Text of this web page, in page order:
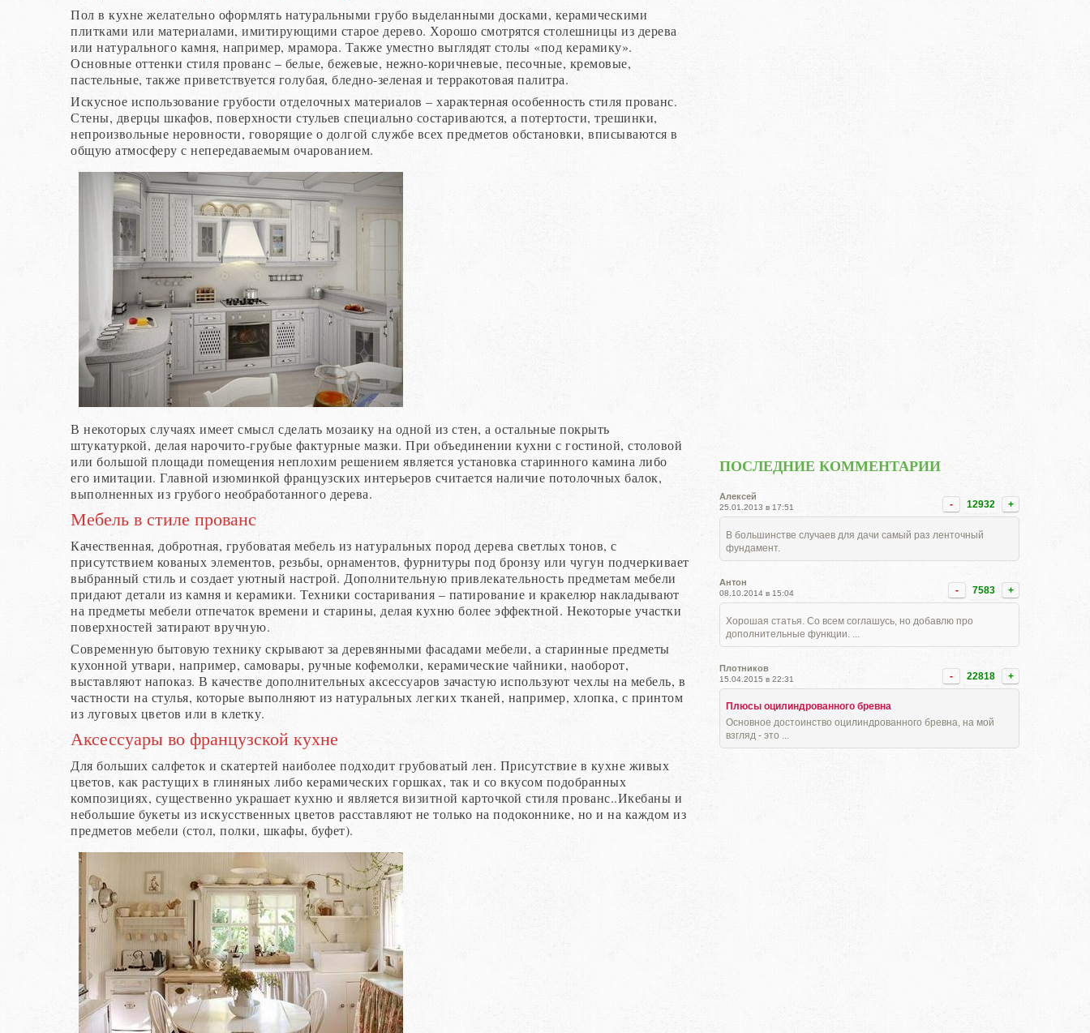
Пол в кухне желательно оформлять натуральными грубо выделанными досками, керамическими
плитками или материалами, имитирующими старое дерево. Хорошо смотрятся столешницы из дерева
или натурального камня, например, мрамора. Также уместно выглядят столы «под керамику».
Основные оттенки стиля прованс – белые, бежевые, нежно-коричневые, песочные, кремовые,
пастельные, также приветствуется голубая, бледно-зеленая и терракотовая палитра.
Искусное использование грубости отделочных материалов – характерная особенность стиля прованс.
Стены, дверцы шкафов, поверхности стульев специально состариваются, а потертости, трешинки,
непроизвольные неровности, говорящие о долгой службе всех предметов обстановки, вписываются в
общую атмосферу с непередаваемым очарованием.
В некоторых случаях имеет смысл сделать мозаику на одной из стен, а остальные покрыть
штукатуркой, делая нарочито-грубые фактурные мазки. При объединении кухни с гостиной, столовой
или большой площади помещения неплохим решением является установка старинного камина либо
его имитации. Главной изюминкой французских интерьеров считается наличие потолочных балок,
выполненных из грубого необработанного дерева.
Мебель в стиле прованс
Качественная, добротная, грубоватая мебель из натуральных пород дерева светлых тонов, с
присутствием кованых элементов, резьбы, орнаментов, фурнитуры под бронзу или чугун подчеркивает
выбранный стиль и создает уютный настрой. Дополнительную привлекательность предметам мебели
придают детали из камня и керамики. Техники состаривания – патирование и кракелюр накладывают
на предметы мебели отпечаток времени и старины, делая кухню более эффектной. Некоторые участки
поверхностей затирают вручную.
Современную бытовую технику скрывают за деревянными фасадами мебели, а старинные предметы
кухонной утвари, например, самовары, ручные кофемолки, керамические чайники, наоборот,
выставляют напоказ. В качестве дополнительных аксессуаров зачастую используют чехлы на мебель, в
частности на стулья, которые выполняют из натуральных легких тканей, например, хлопка, с принтом
из луговых цветов или в клетку.
Аксессуары во французской кухне
Для больших салфеток и скатертей наиболее подходит грубоватый лен. Присутствие в кухне живых
цветов, как растущих в глиняных либо керамических горшках, так и со вкусом подобранных
композициях, существенно украшает кухню и является визитной карточкой стиля прованс..Икебаны и
небольшие букеты из искусственных цветов расставляют не только на подоконнике, но и на каждом из
предметов мебели (стол, полки, шкафы, буфет).
ПОСЛЕДНИЕ КОММЕНТАРИИ
- 12932 +
Алексей
25.01.2013 в 17:51
В большинстве случаев для дачи самый раз ленточный
фундамент.
- 7583 +
Антон
08.10.2014 в 15:04
Хорошая статья. Со всем соглашусь, но добавлю про
дополнительные функции. ...
- 22818 +
Плотников
15.04.2015 в 22:31
Плюсы оцилиндрованного бревна
Основное достоинство оцилиндрованного бревна, на мой
взгляд - это ...